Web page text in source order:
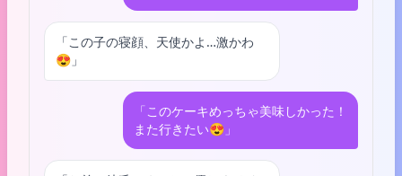
「この子の寝顔、天使かよ…激かわ
😍」
「このケーキめっちゃ美味しかった！
また行きたい😍」